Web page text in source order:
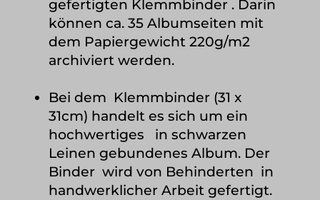
gefertigten Klemmbinder . Darin
können ca. 35 Albumseiten mit
dem Papiergewicht 220g/m2
archiviert werden.
Bei dem Klemmbinder (31 x
31cm) handelt es sich um ein
hochwertiges in schwarzen
Leinen gebundenes Album. Der
Binder wird von Behinderten in
handwerklicher Arbeit gefertigt.